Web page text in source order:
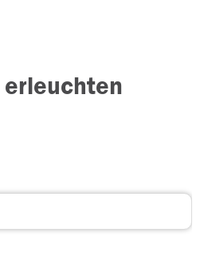
erleuchten